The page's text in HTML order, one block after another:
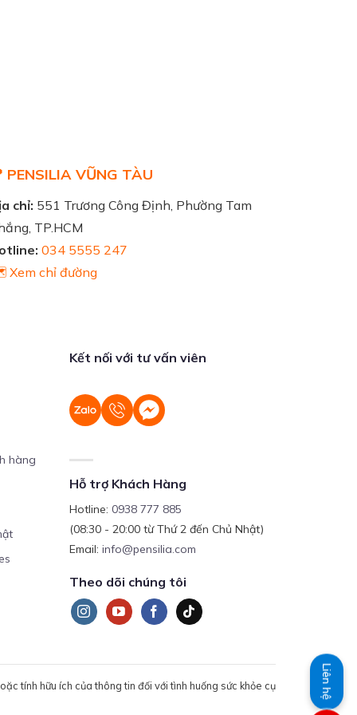
PENSILIA VŨNG TÀU
chỉ: 551 Trương Công Định, Phường Tam
TP.HCM
034 5555 247
chỉ đường
hàng
Kết nối với tư vấn viên
Hỗ trợ Khách Hàng
Hotline:0938 777 885
(08:30 - 20:00 từ Thứ 2 đến Chủ Nhật)
Email:info@pensilia.com
Theo dõi chúng tôi
tính hữu ích của thông tin đối với tình huống sức khỏe cụ Liên hệ